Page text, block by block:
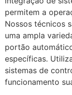
permitem a
Nossos técnicos
uma ampla
portão
específicas.
sistemas de
funcionamento